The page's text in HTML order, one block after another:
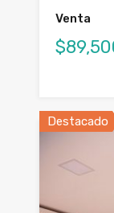
Venta
Destacado